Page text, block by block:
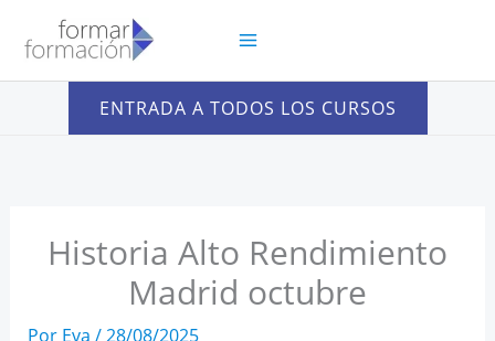
contenido
ENTRADA A TODOS LOS CURSOS
Historia Alto Rendimiento
Madrid octubre
Por Eva /28/08/2025